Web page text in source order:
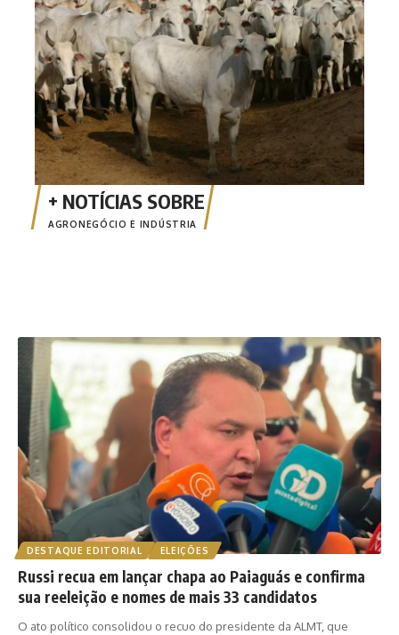
AGRONEGÓCIO E INDÚSTRIA
DESTAQUE EDITORIAL ELEIÇÕES
Russi recua em lançar chapa ao Paiaguás e confirma
sua reeleição e nomes de mais 33 candidatos
O ato político consolidou o recuo do presidente da ALMT, que